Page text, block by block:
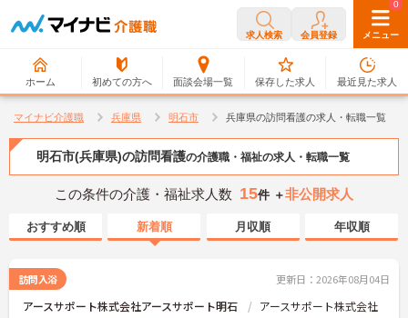
求人検索 会員登録 メニュー
ホーム 初めての方へ 面談会場一覧
0
保存した求人
0
最近見た求人
マイナビ介護職 兵庫県 明石市 兵庫県の訪問看護の求人・転職一覧
明石市(兵庫県)の訪問看護の介護職・福祉の求人・転職一覧
この条件の介護・福祉求人数 15件 ＋非公開求人
おすすめ順 新着順 月収順 年収順
訪問入浴 更新日：2026年08月04日
アースサポート株式会社アースサポート明石 アースサポート株式会社